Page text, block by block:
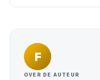
F
OVER DE AUTEUR